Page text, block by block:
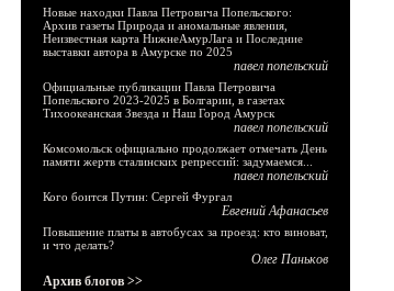
Новые находки Павла Петровича Попельского:
Архив газеты Природа и аномальные явления,
Неизвестная карта НижнеАмурЛага и Последние
выставки автора в Амурске по 2025
павел попельский
Официальные публикации Павла Петровича
Попельского 2023-2025 в Болгарии, в газетах
Тихоокеанская Звезда и Наш Город Амурск
павел попельский
Комсомольск официально продолжает отмечать День
памяти жертв сталинских репрессий: задумаемся...
павел попельский
Кого боится Путин: Сергей Фургал
Евгений Афанасьев
Повышение платы в автобусах за проезд: кто виноват,
и что делать?
Олег Паньков
Архив блогов >>